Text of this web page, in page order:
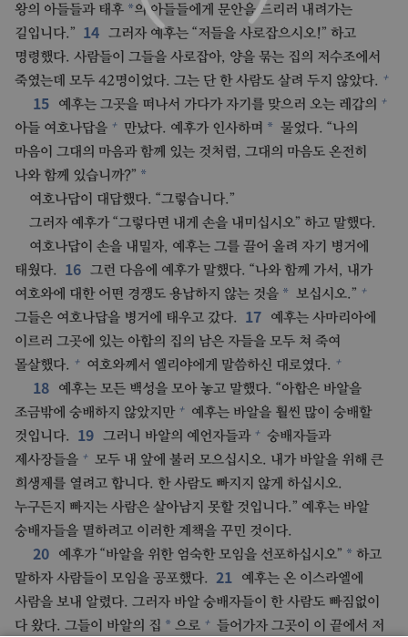
왕의 아들들과 태후 *의 아들들에게 문안을 드리러 내려가는
길입니다.” 14 그러자 예후는 “저들을 사로잡으시오!” 하고
명령했다. 사람들이 그들을 사로잡아, 양을 묶는 집의 저수조에서
죽였는데 모두 42명이었다. 그는 단 한 사람도 살려 두지 않았다. +
15 예후는 그곳을 떠나서 가다가 자기를 맞으러 오는 레갑의 +
아들 여호나답을 + 만났다. 예후가 인사하며 * 물었다. “나의
마음이 그대의 마음과 함께 있는 것처럼, 그대의 마음도 온전히
나와 함께 있습니까?” *
여호나답이 대답했다. “그렇습니다.”
그러자 예후가 “그렇다면 내게 손을 내미십시오” 하고 말했다.
여호나답이 손을 내밀자, 예후는 그를 끌어 올려 자기 병거에
태웠다.
16 그런 다음에 예후가 말했다. “나와 함께 가서, 내가
여호와에 대한 어떤 경쟁도 용납하지 않는 것을 * 보십시오.” +
그들은 여호나답을 병거에 태우고 갔다. 17
예후는 사마리아에
이르러 그곳에 있는 아합의 집의 남은 자들을 모두 쳐 죽여
몰살했다. + 여호와께서 엘리야에게 말씀하신 대로였다. +
18
예후는 모든 백성을 모아 놓고 말했다. “아합은 바알을
조금밖에 숭배하지 않았지만 + 예후는 바알을 훨씬 많이 숭배할
것입니다.
19 그러니 바알의 예언자들과 + 숭배자들과
제사장들을 + 모두 내 앞에 불러 모으십시오. 내가 바알을 위해 큰
희생제를 열려고 합니다. 한 사람도 빠지지 않게 하십시오.
누구든지 빠지는 사람은 살아남지 못할 것입니다.” 예후는 바알
숭배자들을 멸하려고 이러한 계책을 꾸민 것이다.
20 예후가 “바알을 위한 엄숙한 모임을 선포하십시오” * 하고
말하자 사람들이 모임을 공포했다. 21
예후는 온 이스라엘에
사람을 보내 알렸다. 그러자 바알 숭배자들이 한 사람도 빠짐없이
다 왔다. 그들이 바알의 집 * 으로 + 들어가자 그곳이 이 끝에서 저